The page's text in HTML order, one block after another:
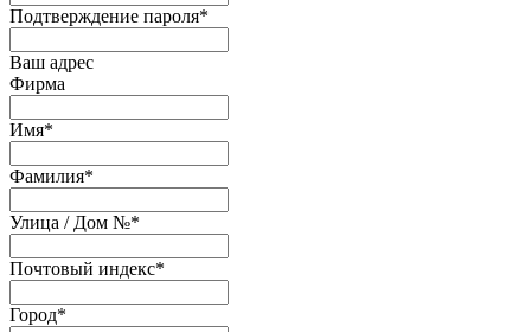
Подтверждение пароля*
Ваш адрес
Фирма
Имя*
Фамилия*
Улица / Дом №*
Почтовый индекс*
Город*